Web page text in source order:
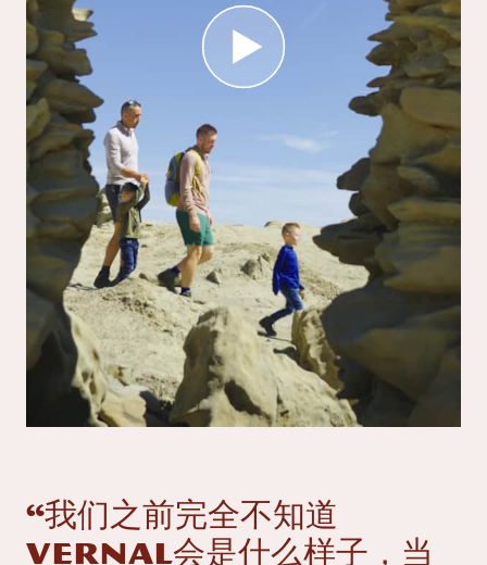
“我们之前完全不知道
Vernal会是什么样子，当